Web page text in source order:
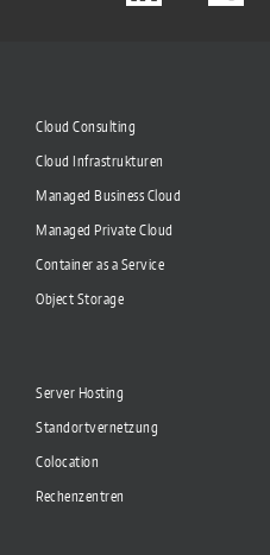
Cloud Consulting
Cloud Infrastrukturen
Managed Business Cloud
Managed Private Cloud
Container as a Service
Object Storage
Server Hosting
Standortvernetzung
Colocation
Rechenzentren